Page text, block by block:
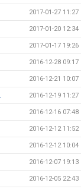
2017-01-27 11:27
2017-01-20 12:34
2017-01-17 19:26
2016-12-28 09:17
2016-12-21 10:07
2016-12-19 11:27
2016-12-16 07:48
2016-12-12 11:52
2016-12-12 10:04
2016-12-07 19:13
2016-12-05 22:43